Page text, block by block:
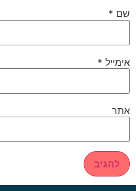
שם *
אימייל *
אתר